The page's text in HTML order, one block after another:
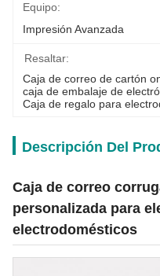
Equipo:
Impresión Avanzada
Resaltar:
Caja de correo de cartón
caja de embalaje de
Caja de regalo para
Descripción Del
Caja de correo
personalizada para
electrodomésticos